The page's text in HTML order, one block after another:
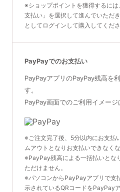
※ショップポイントを獲得するに
支払い」を選択して進んでいただ
としてログインして購入してくださ
PayPayでのお支払い
PayPayアプリのPayPay残高を
す。
PayPay画面でのご利用イメージ
※ご注文完了後、5分以内にお支払
ムアウトとなりお支払いできなくな
※PayPay残高による一括払いとな
ただけません。
※パソコンからPayPayアプリで支
示されているQRコードをPayPay